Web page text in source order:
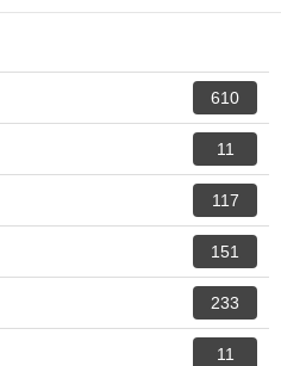
610
11
117
151
233
11